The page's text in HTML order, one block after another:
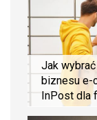
Jak
biznesu e-
InPost dla